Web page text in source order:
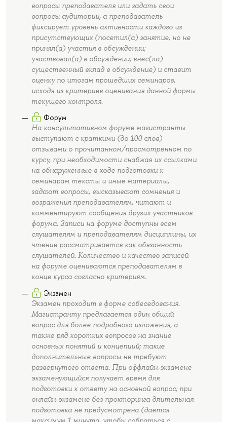
вопросы преподавателя или задать свои
вопросы аудитории, а преподаватель
фиксирует уровень активности каждого из
присутствующих (посетил(а) занятие, но не
принял(а) участия в обсуждении;
участвовал(а) в обсуждении; внес(ла)
существенный вклад в обсуждение) и ставит
оценку по итогам прошедших семинаров,
исходя из критериев оценивания данной формы
текущего контроля.
Форум
На консультативном форуме магистранты
выступают с краткими (до 100 слов)
отзывами о прочитанном/просмотренном по
курсу, при необходимости снабжая их ссылками
на обнаруженные в ходе подготовки к
семинарам тексты и иные материалы,
задают вопросы, высказывают сомнения и
возражения преподавателям, читают и
комментируют сообщения других участников
форума. Записи на форуме доступны всем
слушателям и преподавателям дисциплины, их
чтение рассматривается как обязанность
слушателей. Количество и качество записей
на форуме оцениваются преподавателям в
конце курса согласно критериям.
Экзамен
Экзамен проходит в форме собеседования.
Магистранту предлагается один общий
вопрос для более подробного изложения, а
также ряд коротких вопросов на знание
основных понятий и концепций; такие
дополнительные вопросы не требуют
развернутого ответа. При оффлайн-экзамене
экзаменующийся получает время для
подготовки к ответу на основной вопрос; при
онлайн-экзамене без прокторинга длительная
подготовка не предусмотрена (дается